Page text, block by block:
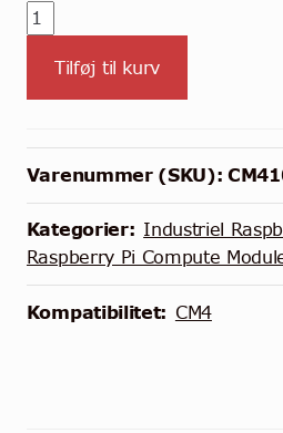
CM4108032
-
Raspberry
Pi
Module
4
-
WiFi
-
8GB
RAM
Tilføj til kurv
Varenummer (SKU):
Kategorier: Industriel
Raspberry Pi Compute
Kompatibilitet: CM4